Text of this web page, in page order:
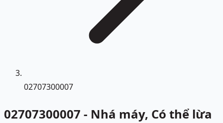
02707300007
02707300007 - Nhá máy, Có thể lừa